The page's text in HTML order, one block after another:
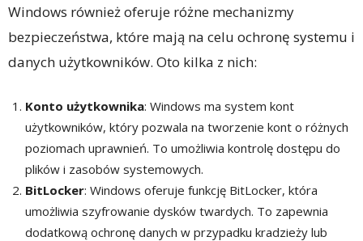
Windows również oferuje różne mechanizmy
bezpieczeństwa, które mają na celu ochronę systemu i
danych użytkowników. Oto kilka z nich:
Konto użytkownika: Windows ma system kont
użytkowników, który pozwala na tworzenie kont o różnych
poziomach uprawnień. To umożliwia kontrolę dostępu do
plików i zasobów systemowych.
BitLocker: Windows oferuje funkcję BitLocker, która
umożliwia szyfrowanie dysków twardych. To zapewnia
dodatkową ochronę danych w przypadku kradzieży lub